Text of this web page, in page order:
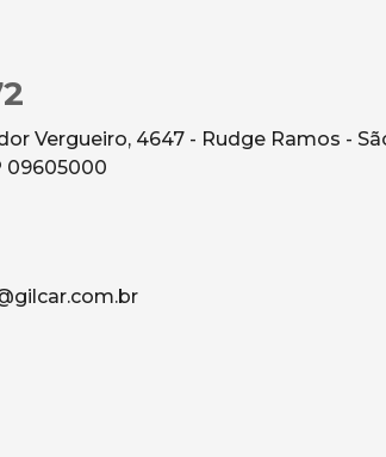
Vergueiro, 4647 - Rudge Ramos -
09605000